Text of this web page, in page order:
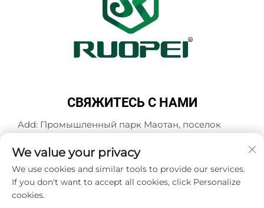
СВЯЖИТЕСЬ С НАМИ
Add: Промышленный парк Маотан, поселок
провинция Чжэцзян, Китай
Тел.:+86-13616897017
Эл. почта:[email protected]
We value your privacy
We use cookies and similar tools to provide our services.
If you don't want to accept all cookies, click Personalize
cookies.